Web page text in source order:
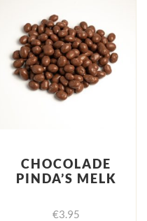
CHOCOLADE
PINDA’S MELK
€3.95